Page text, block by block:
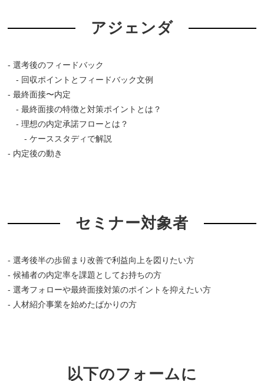
アジェンダ
- 選考後のフィードバック
- 回収ポイントとフィードバック文例
- 最終面接〜内定
- 最終面接の特徴と対策ポイントとは？
- 理想の内定承諾フローとは？
- ケーススタディで解説
- 内定後の動き
セミナー対象者
- 選考後半の歩留まり改善で利益向上を図りたい方
- 候補者の内定率を課題としてお持ちの方
- 選考フォローや最終面接対策のポイントを抑えたい方
- 人材紹介事業を始めたばかりの方
以下のフォームに